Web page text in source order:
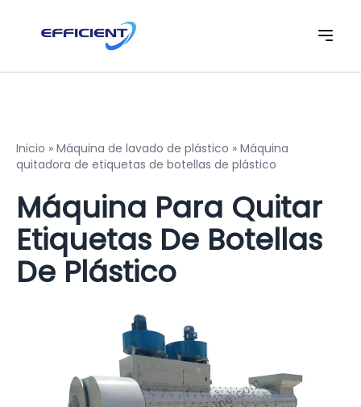
Inicio » Máquina de lavado de plástico » Máquina
quitadora de etiquetas de botellas de plástico
Máquina Para Quitar
Etiquetas De Botellas
De Plástico